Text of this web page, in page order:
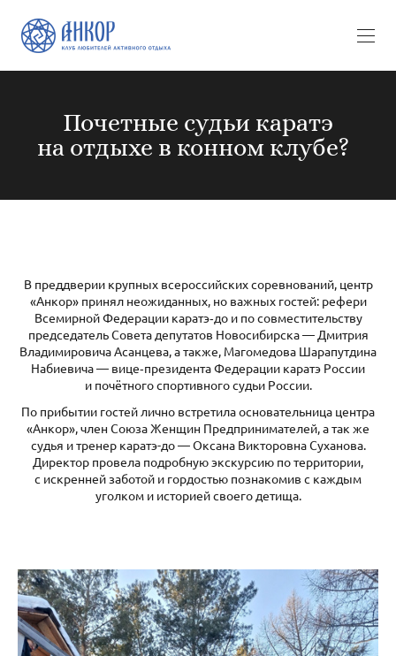
Почетные судьи каратэ
на отдыхе в конном клубе?
В преддверии крупных всероссийских соревнований, центр
«Анкор» принял неожиданных, но важных гостей: рефери
Всемирной Федерации каратэ‑до и по совместительству
председатель Совета депутатов Новосибирска — Дмитрия
Владимировича Асанцева, а также, Магомедова Шарапутдина
Набиевича — вице‑президента Федерации каратэ России
и почётного спортивного судьи России.
По прибытии гостей лично встретила основательница центра
«Анкор», член Союза Женщин Предпринимателей, а так же
судья и тренер каратэ-до — Оксана Викторовна Суханова.
Директор провела подробную экскурсию по территории,
с искренней заботой и гордостью познакомив с каждым
уголком и историей своего детища.